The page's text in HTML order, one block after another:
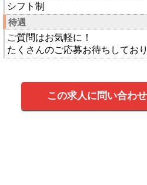
シフト制
待遇
ご質問はお気軽に！
たくさんのご応募お待ちしており
この求人に問い合わ